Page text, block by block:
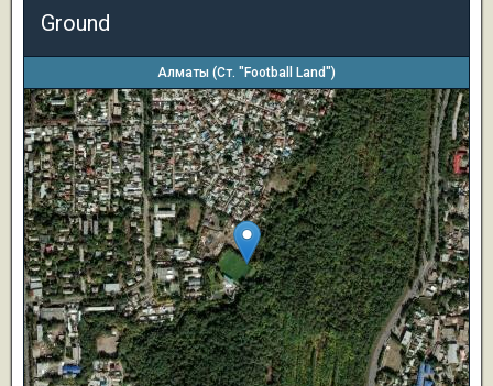
Ground
Алматы (Ст. "Football Land")